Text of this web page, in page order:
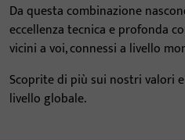
Da questa combinazione
eccellenza tecnica e profonda
vicini a voi, connessi a livello
Scoprite di più sui nostri valori
livello globale.